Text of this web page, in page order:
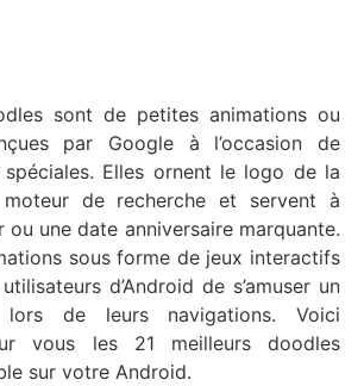
sont de petites animations ou
par Google à l’occasion de
Elles ornent le logo de la
de recherche et servent à
ou une date anniversaire marquante.
sous forme de jeux interactifs
d’Android de s’amuser un
de leurs navigations. Voici
vous les 21 meilleurs doodles
sur votre Android.